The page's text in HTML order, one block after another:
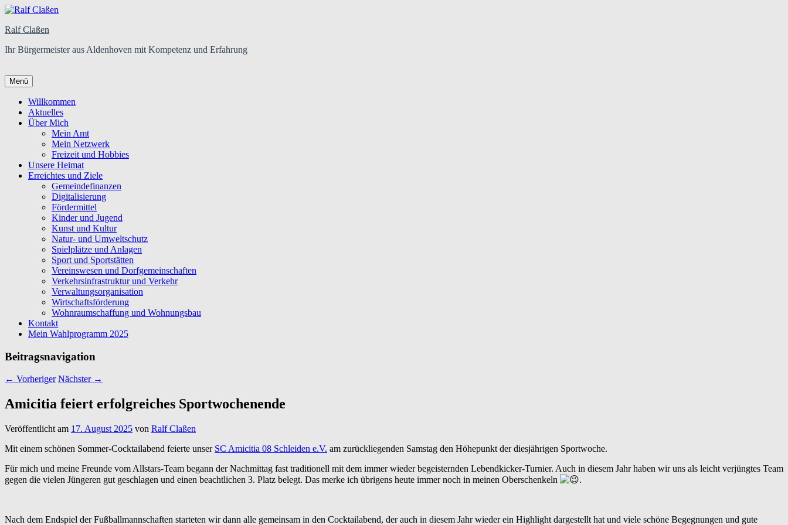
Ralf Claßen
Ihr Bürgermeister aus Aldenhoven mit Kompetenz und Erfahrung
Menü
Primäres
Menü
Willkommen
Aktuelles
Über Mich
Mein Amt
Mein Netzwerk
Freizeit und Hobbies
Unsere Heimat
Erreichtes und Ziele
Gemeindefinanzen
Digitalisierung
Fördermittel
Kinder und Jugend
Kunst und Kultur
Natur- und Umweltschutz
Spielplätze und Anlagen
Sport und Sportstätten
Vereinswesen und Dorfgemeinschaften
Verkehrsinfrastruktur und Verkehr
Verwaltungsorganisation
Wirtschaftsförderung
Wohnraumschaffung und Wohnungsbau
Kontakt
Mein Wahlprogramm 2025
Beitragsnavigation
← Vorheriger Nächster →
Amicitia feiert erfolgreiches Sportwochenende
Veröffentlicht am 17. August 2025 von Ralf Claßen
Mit einem schönen Sommer-Cocktailabend feierte unser SC Amicitia 08 Schleiden e.V. am zurückliegenden Samstag den Höhepunkt der diesjährigen Sportwoche.
Für mich und meine Freunde vom Allstars-Team begann der Nachmittag fast traditionell mit dem immer wieder begeisternden Lebendkicker-Turnier. Auch in diesem Jahr haben wir uns als leicht verjüngtes Team
gegen die vielen Jüngeren gut geschlagen und einen beachtlichen 3. Platz belegt. Das merke ich übrigens heute immer noch in meinen Oberschenkeln .
Nach dem Endspiel der Fußballmannschaften starteten wir dann alle gemeinsam in den Cocktailabend, der auch in diesem Jahr wieder ein Highlight dargestellt hat und viele schöne Begegnungen und gute